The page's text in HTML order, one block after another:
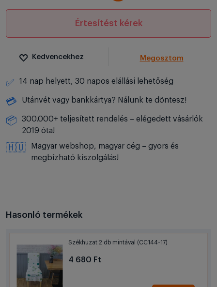
Értesítést kérek
Kedvencekhez Megosztom
✅ 14 nap helyett, 30 napos elállási lehetőség
💳 Utánvét vagy bankkártya? Nálunk te döntesz!
📦
300.000+ teljesített rendelés – elégedett vásárlók
2019 óta!
🇭🇺
Magyar webshop, magyar cég – gyors és
megbízható kiszolgálás!
Hasonló termékek
Székhuzat 2 db mintával (CC144-17)
4 680 Ft